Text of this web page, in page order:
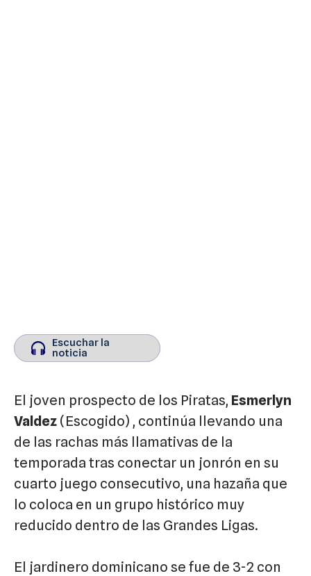
Escuchar la
noticia
Escuchar la
noticia
El joven prospecto de los Piratas, Esmerlyn
Valdez (Escogido) , continúa llevando una
de las rachas más llamativas de la
temporada tras conectar un jonrón en su
cuarto juego consecutivo, una hazaña que
lo coloca en un grupo histórico muy
reducido dentro de las Grandes Ligas.
El jardinero dominicano se fue de 3-2 con